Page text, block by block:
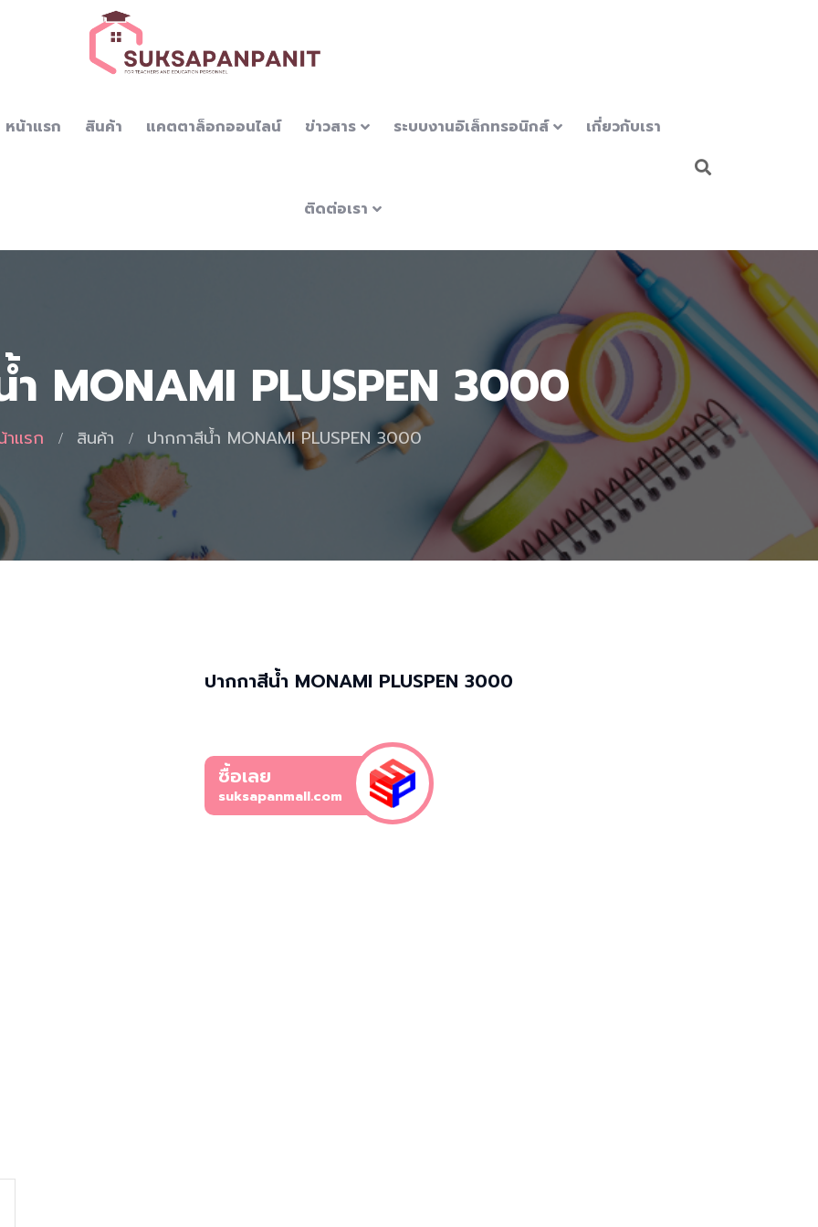
หน้าแรก สินค้า แคตตาล็อกออนไลน์ ข่าวสาร ระบบงานอิเล็กทรอนิกส์ เกี่ยวกับเรา
ติดต่อเรา
MONAMI PLUSPEN 3000
าแรก สินค้า ปากกาสีน้ำ MONAMI PLUSPEN 3000
ปากกาสีน้ำ MONAMI PLUSPEN 3000
ซื้อเลย
suksapanmall.com